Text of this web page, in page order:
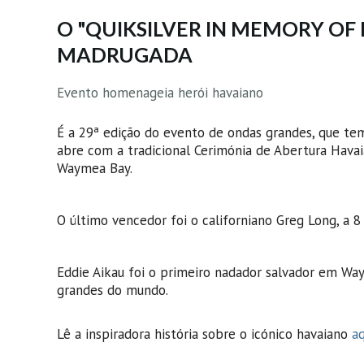
O "QUIKSILVER IN MEMORY
MADRUGADA
Evento homenageia herói havaiano
É a 29ª edição do evento de ondas grandes, que
abre com a tradicional Cerimónia de Abertura
Waymea Bay.
O último vencedor foi o californiano Greg Long, a
Eddie Aikau foi o primeiro nadador salvador em
grandes do mundo.
Lê a inspiradora história sobre o icónico havaiano